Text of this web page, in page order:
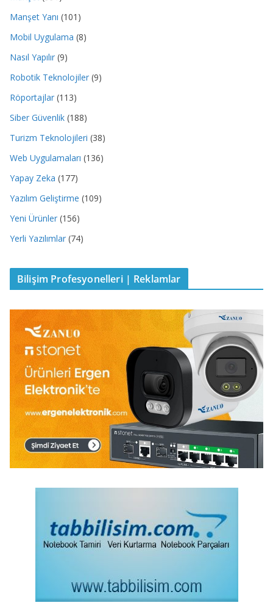
Manşet Yanı (101)
Mobil Uygulama (8)
Nasıl Yapılır (9)
Robotik Teknolojiler (9)
Röportajlar (113)
Siber Güvenlik (188)
Turizm Teknolojileri (38)
Web Uygulamaları (136)
Yapay Zeka (177)
Yazılım Geliştirme (109)
Yeni Ürünler (156)
Yerli Yazılımlar (74)
Bilişim Profesyonelleri | Reklamlar